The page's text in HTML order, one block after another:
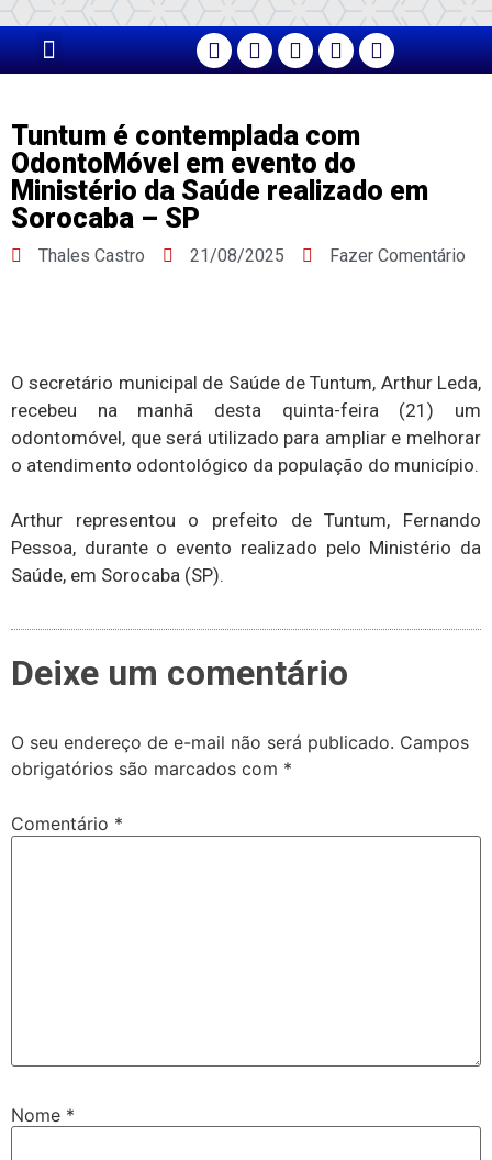
Tuntum é contemplada com
OdontoMóvel em evento do
Ministério da Saúde realizado em
Sorocaba – SP
Thales Castro 21/08/2025 Fazer Comentário
O secretário municipal de Saúde de Tuntum, Arthur Leda,
recebeu na manhã desta quinta-feira (21) um
odontomóvel, que será utilizado para ampliar e melhorar
o atendimento odontológico da população do município.
Arthur representou o prefeito de Tuntum, Fernando
Pessoa, durante o evento realizado pelo Ministério da
Saúde, em Sorocaba (SP).
Deixe um comentário
O seu endereço de e-mail não será publicado. Campos
obrigatórios são marcados com *
Comentário *
Nome *